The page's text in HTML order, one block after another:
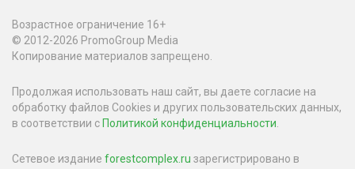
Возрастное ограничение 16+
© 2012-2026 PromoGroup Media
Копирование материалов запрещено.
Продолжая использовать наш сайт, вы даете согласие на
обработку файлов Cookies и других пользовательских данных,
в соответствии с Политикой конфиденциальности.
Сетевое издание forestcomplex.ru зарегистрировано в